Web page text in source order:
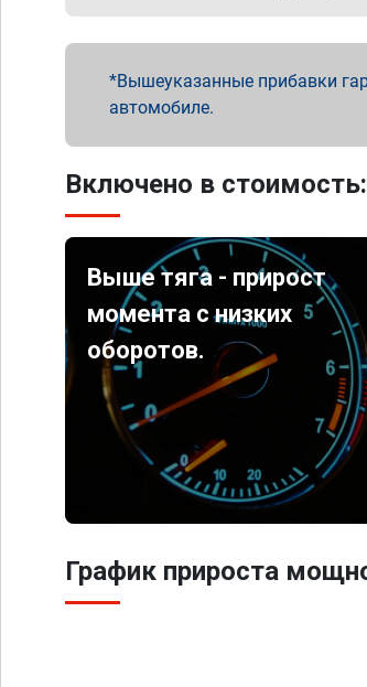
Вышеуказанные прибавки
автомобиле.
Включено в стоимость:
Выше тяга - прирост
момента с низких
оборотов.
График прироста